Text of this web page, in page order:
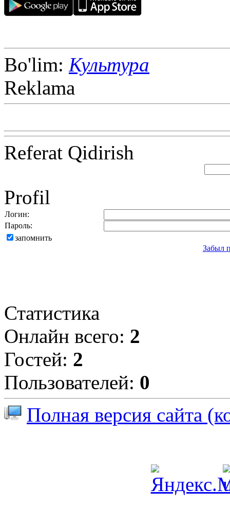
Bo'lim: Культура
Reklama
Referat Qidirish
Profil
Логин:
Пароль:
запомнить
Забыл
Статистика
Онлайн всего: 2
Гостей: 2
Пользователей: 0
Полная версия сайта